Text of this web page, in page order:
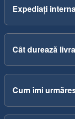
Expediați
Cât durează
Cum îmi